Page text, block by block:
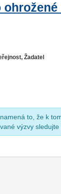
Žadatel
to, že k
výzvy sledujte